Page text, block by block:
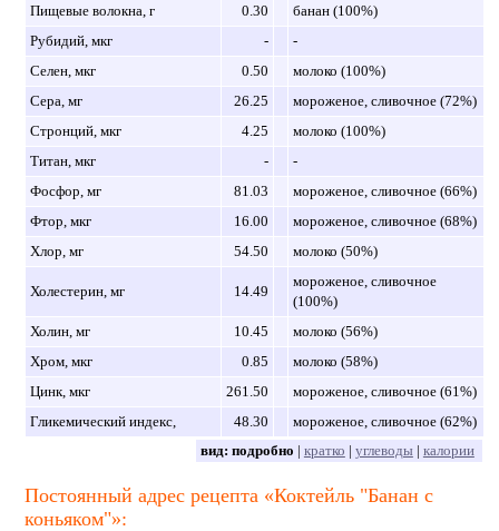
Пищевые волокна, г
0.30
банан (100%)
Рубидий, мкг
-
-
Селен, мкг
0.50
молоко (100%)
Сера, мг
26.25
мороженое, сливочное (72%)
Стронций, мкг
4.25
молоко (100%)
Титан, мкг
-
-
Фосфор, мг
81.03
мороженое, сливочное (66%)
Фтор, мкг
16.00
мороженое, сливочное (68%)
Хлор, мг
54.50 молоко (50%)
Холестерин, мг 14.49
мороженое, сливочное
(100%)
Холин, мг
10.45
молоко (56%)
Хром, мкг
0.85
молоко (58%)
Цинк, мкг
261.50
мороженое, сливочное (61%)
Гликемический индекс,
48.30
мороженое, сливочное (62%)
вид: подробно | кратко | углеводы| калории
Постоянный адрес рецепта «Коктейль "Банан с
коньяком"»: